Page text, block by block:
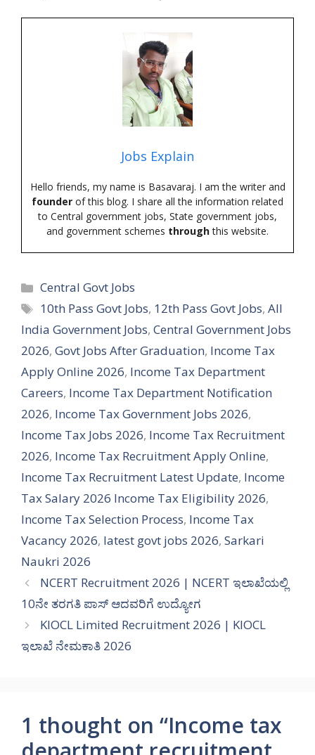
Jobs Explain
Hello friends, my name is Basavaraj. I am the writer and
founder of this blog. I share all the information related
to Central government jobs, State government jobs,
and government schemes throughthis website.
Categories
Central Govt Jobs
Tags
10th Pass Govt Jobs, 12th Pass Govt Jobs,All
India Government Jobs, Central Government Jobs
2026, Govt Jobs After Graduation, Income Tax
Apply Online 2026, Income Tax Department
Careers, Income Tax Department Notification
2026, Income Tax Government Jobs 2026,
Income Tax Jobs 2026, Income Tax Recruitment
2026, Income Tax Recruitment Apply Online,
Income Tax Recruitment Latest Update, Income
Tax Salary 2026 Income Tax Eligibility 2026,
Income Tax Selection Process, Income Tax
Vacancy 2026, latest govt jobs 2026, Sarkari
Naukri 2026
NCERT Recruitment 2026 | NCERT ಇಲಾಖೆಯಲ್ಲಿ
10ನೇ ತರಗತಿ ಪಾಸ್ ಆದವರಿಗೆ ಉದ್ಯೋಗ
KIOCL Limited Recruitment 2026 | KIOCL
ಇಲಾಖೆ ನೇಮಕಾತಿ 2026
1 thought on “Income tax